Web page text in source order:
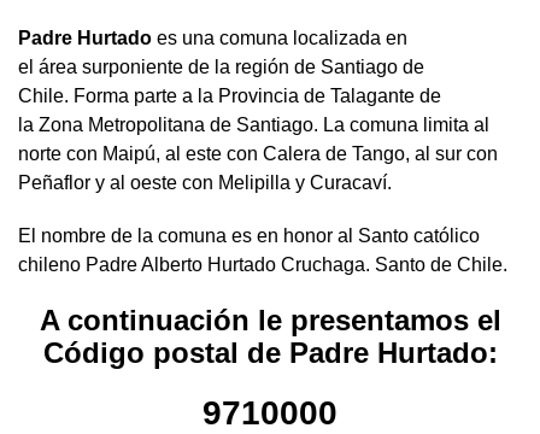
Padre Hurtado es una comuna localizada en
el área surponiente de la región de Santiago de
Chile. Forma parte a la Provincia de Talagante de
la Zona Metropolitana de Santiago. La comuna limita al
norte con Maipú, al este con Calera de Tango, al sur con
Peñaflor y al oeste con Melipilla y Curacaví.
El nombre de la comuna es en honor al Santo católico
chileno Padre Alberto Hurtado Cruchaga. Santo de Chile.
A continuación le presentamos el
Código postal de Padre Hurtado:
9710000